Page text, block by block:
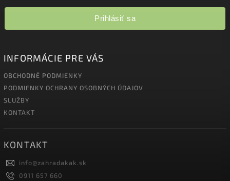
Prihlásiť sa
INFORMÁCIE PRE VÁS
OBCHODNÉ PODMIENKY
PODMIENKY OCHRANY OSOBNÝCH ÚDAJOV
SLUŽBY
KONTAKT
KONTAKT
info@zahradakak.sk
0911 657 660